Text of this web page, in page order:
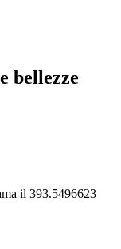
bellezze
il 393.5496623